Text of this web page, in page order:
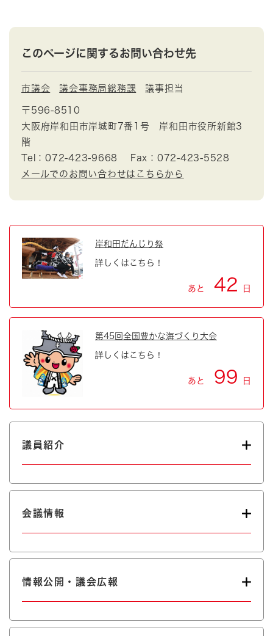
このページに関するお問い合わせ先
市議会 議会事務局総務課 議事担当
〒596-8510
大阪府岸和田市岸城町7番1号 岸和田市役所新館3
階
Tel：072-423-9668
Fax：072-423-5528
メールでのお問い合わせはこちらから
岸和田だんじり祭
詳しくはこちら！
あと 42 日
第45回全国豊かな海づくり大会
詳しくはこちら！
あと 99 日
議員紹介
会議情報
情報公開・議会広報